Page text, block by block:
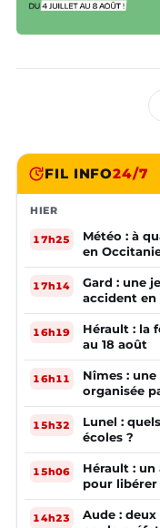
FIL INFO24/7
HIER
17h25
Météo : à
en
17h14
Gard : une
accident en
16h19
Hérault : la
au 18 août
16h11
Nîmes :
organisée
15h32
Lunel :
écoles ?
15h06
Hérault : un
pour
14h23
Aude :